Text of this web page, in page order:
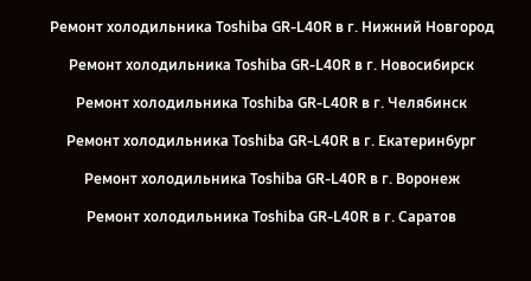
Ремонт холодильника Toshiba GR-L40R в г. Нижний Новгород
Ремонт холодильника Toshiba GR-L40R в г. Новосибирск
Ремонт холодильника Toshiba GR-L40R в г. Челябинск
Ремонт холодильника Toshiba GR-L40R в г. Екатеринбург
Ремонт холодильника Toshiba GR-L40R в г. Воронеж
Ремонт холодильника Toshiba GR-L40R в г. Саратов